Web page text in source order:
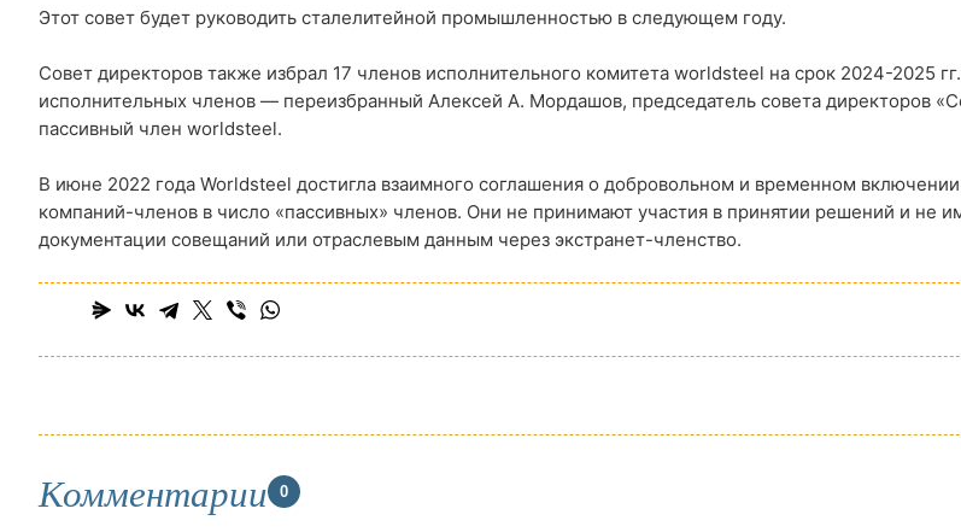
Этот совет будет руководить сталелитейной промышленностью в следующем году.
Совет директоров также избрал 17 членов исполнительного комитета worldsteel на срок 2024-2025
исполнительных членов — переизбранный Алексей А. Мордашов, председатель совета директоров
пассивный член worldsteel.
В июне 2022 года Worldsteel достигла взаимного соглашения о добровольном и временном
компаний-членов в число «пассивных» членов. Они не принимают участия в принятии решений и не
документации совещаний или отраслевым данным через экстранет-членство.
Комментарии 0